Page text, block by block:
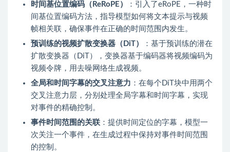
时间基位置编码（ReRoPE）
：引入了eRoPE，一种时
间基位置编码方法，指导模型如何将文本提示与视频
帧相关联，确保事件在正确的时间范围内发生。
预训练的视频扩散变换器（DiT）
：基于预训练的潜在
扩散变换器（DiT），变换器基于编码器将视频编码为
视频令牌，用去噪网络生成视频。
全局和时间字幕的交叉注意力 ：在每个DiT块中用两个
交叉注意力层，分别处理全局字幕和时间字幕，实现
对事件的精确控制。
事件时间范围的关联 ：提供时间定位的字幕，模型一
次关注一个事件，在生成过程中保持对事件时间范围
的控制。